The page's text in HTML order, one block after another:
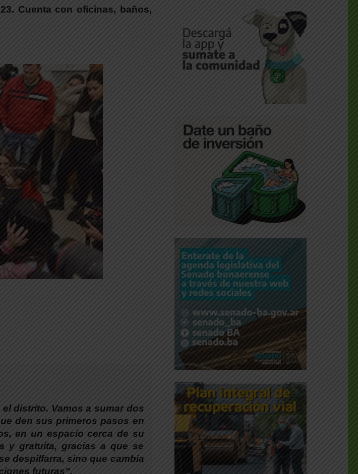
Cuenta con oficinas, baños,
distrito. Vamos a sumar dos
den sus primeros pasos en
en un espacio cerca de su
y gratuita, gracias a que se
despilfarra, sino que cambia
futuras”.